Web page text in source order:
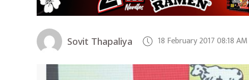
Sovit Thapaliya 18 February 2017 08:18 AM